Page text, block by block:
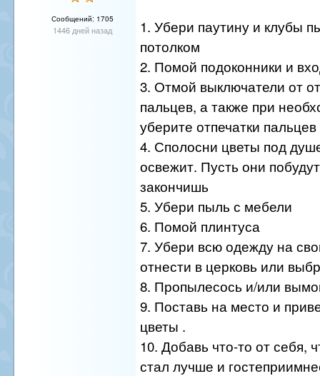
Сообщений: 1705
1446 дней назад
1. Убери паутину и клубы
потолком
2. Помой подоконники и
3. Отмой выключатели от
пальцев, а также при
уберите отпечатки
4. Сполосни цветы под
освежит. Пусть они
закончишь
5. Убери пыль с мебели
6. Помой плинтуса
7. Убери всю одежду на
отнести в церковь или
8. Пропылесось и/или
9. Поставь на место и
цветы .
10. Добавь что-то от себя,
стал лучше и